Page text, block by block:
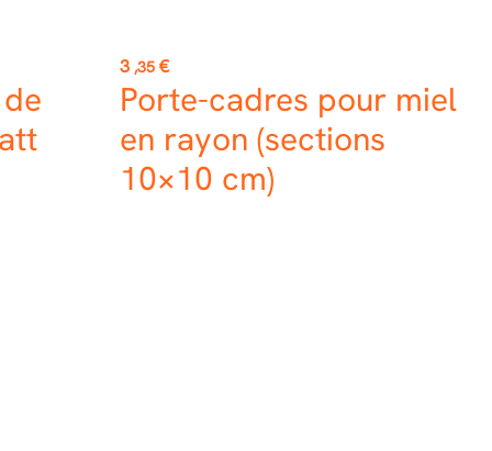
Prix
3 ,35 €
Porte-cadres pour miel
en rayon (sections
10×10 cm)